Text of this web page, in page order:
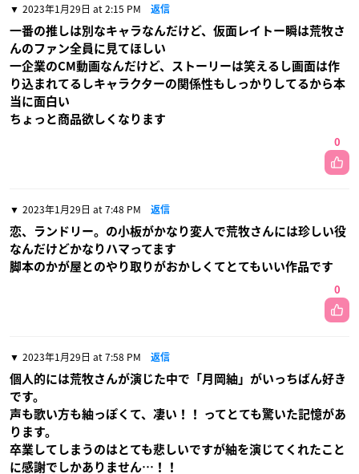
2023年1月29日 at 2:15 PM 返信
一番の推しは別なキャラなんだけど、仮面レイトー瞬は荒牧さ
んのファン全員に見てほしい
一企業のCM動画なんだけど、ストーリーは笑えるし画面は作
り込まれてるしキャラクターの関係性もしっかりしてるから本
当に面白い
ちょっと商品欲しくなります
0
2023年1月29日 at 7:48 PM 返信
恋、ランドリー。の小板がかなり変人で荒牧さんには珍しい役
なんだけどかなりハマってます
脚本のかが屋とのやり取りがおかしくてとてもいい作品です
0
2023年1月29日 at 7:58 PM 返信
個人的には荒牧さんが演じた中で「月岡紬」がいっちばん好き
です。
声も歌い方も紬っぽくて、凄い！！ ってとても驚いた記憶があ
ります。
卒業してしまうのはとても悲しいですが紬を演じてくれたこと
に感謝でしかありません…！！